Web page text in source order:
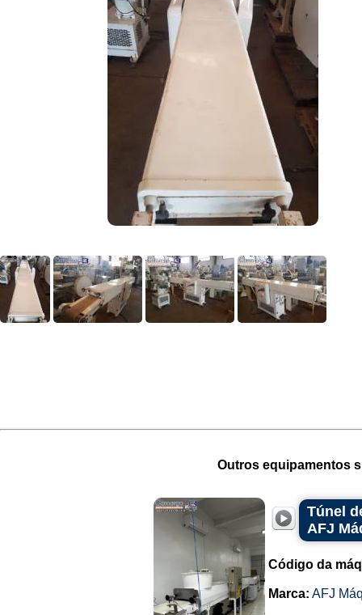
Outros equipamentos
Túnel
AFJ
Código da
Marca: AFJ